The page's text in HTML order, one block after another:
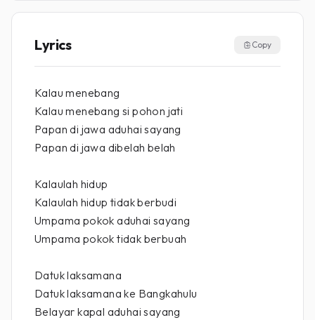
Lyrics Copy
Kalau menebang
Kalau menebang si pohon jati
Papan di jawa aduhai sayang
Papan di jawa dibelah belah
Kalaulah hidup
Kalaulah hidup tidak berbudi
Umpama pokok aduhai sayang
Umpama pokok tidak berbuah
Datuk laksamana
Datuk laksamana ke Bangkahulu
Belayar kapal aduhai sayang